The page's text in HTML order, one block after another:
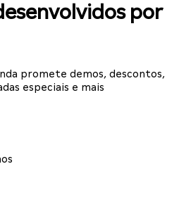
por
promete demos, descontos,
especiais e mais